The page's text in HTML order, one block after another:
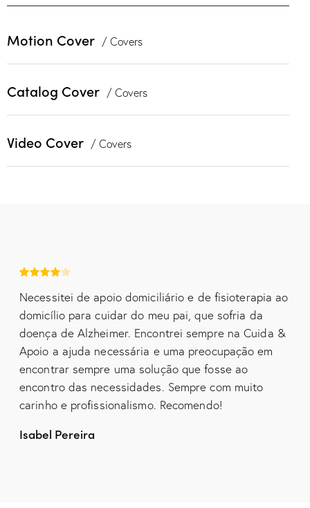
Motion Cover / Covers
Catalog Cover / Covers
Video Cover / Covers
Necessitei de apoio domiciliário e de fisioterapia ao
domicílio para cuidar do meu pai, que sofria da
doença de Alzheimer. Encontrei sempre na Cuida &
Apoio a ajuda necessária e uma preocupação em
encontrar sempre uma solução que fosse ao
encontro das necessidades. Sempre com muito
carinho e profissionalismo. Recomendo!
Isabel Pereira